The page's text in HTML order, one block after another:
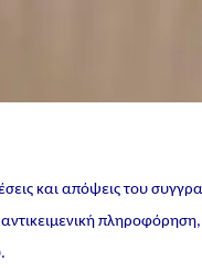
και απόψεις του